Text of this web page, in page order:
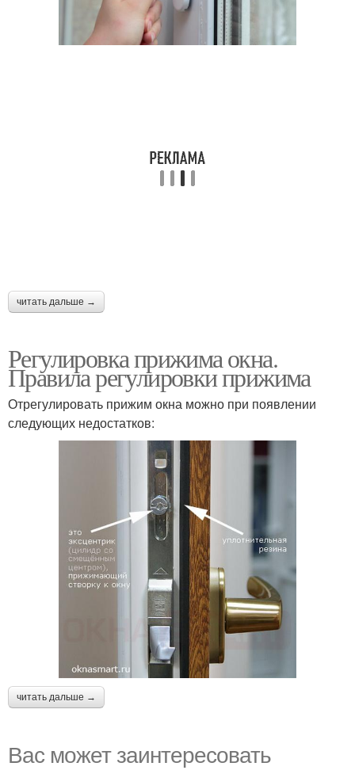
читать дальше →
Регулировка прижима окна.
Правила регулировки прижима
Отрегулировать прижим окна можно при появлении
следующих недостатков:
читать дальше →
Вас может заинтересовать